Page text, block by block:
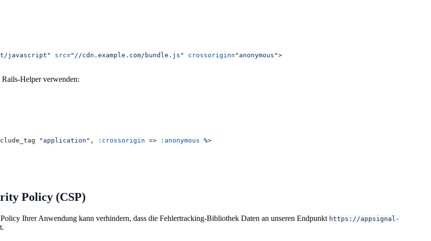
javascript" src="//cdn.example.com/bundle.js" crossorigin="anonymous">
Helper verwenden:
"application" , :crossorigin => :anonymous %>
Policy (CSP)
Ihrer Anwendung kann verhindern, dass die Fehlertracking-Bibliothek Daten an unseren Endpunkt https://appsignal-